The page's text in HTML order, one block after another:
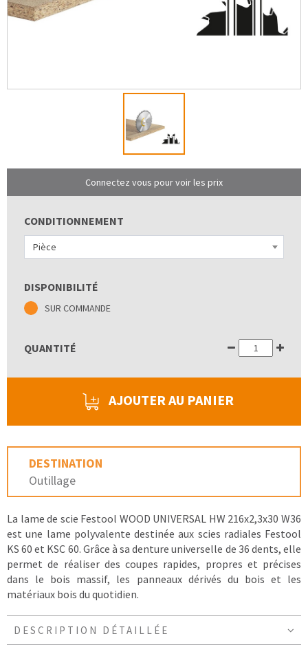
Connectez vous pour voir les prix
CONDITIONNEMENT
Pièce
DISPONIBILITÉ
SUR COMMANDE
QUANTITÉ
AJOUTER AU PANIER
DESTINATION
Outillage
La lame de scie Festool WOOD UNIVERSAL HW 216x2,3x30 W36
est une lame polyvalente destinée aux scies radiales Festool
KS 60 et KSC 60. Grâce à sa denture universelle de 36 dents, elle
permet de réaliser des coupes rapides, propres et précises
dans le bois massif, les panneaux dérivés du bois et les
matériaux bois du quotidien.
DESCRIPTION DÉTAILLÉE